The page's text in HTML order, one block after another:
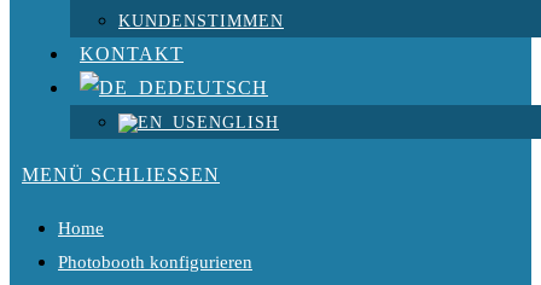
KUNDENSTIMMEN
KONTAKT
DEUTSCH
ENGLISH
MENÜ SCHLIESSEN
Home
Photobooth konfigurieren